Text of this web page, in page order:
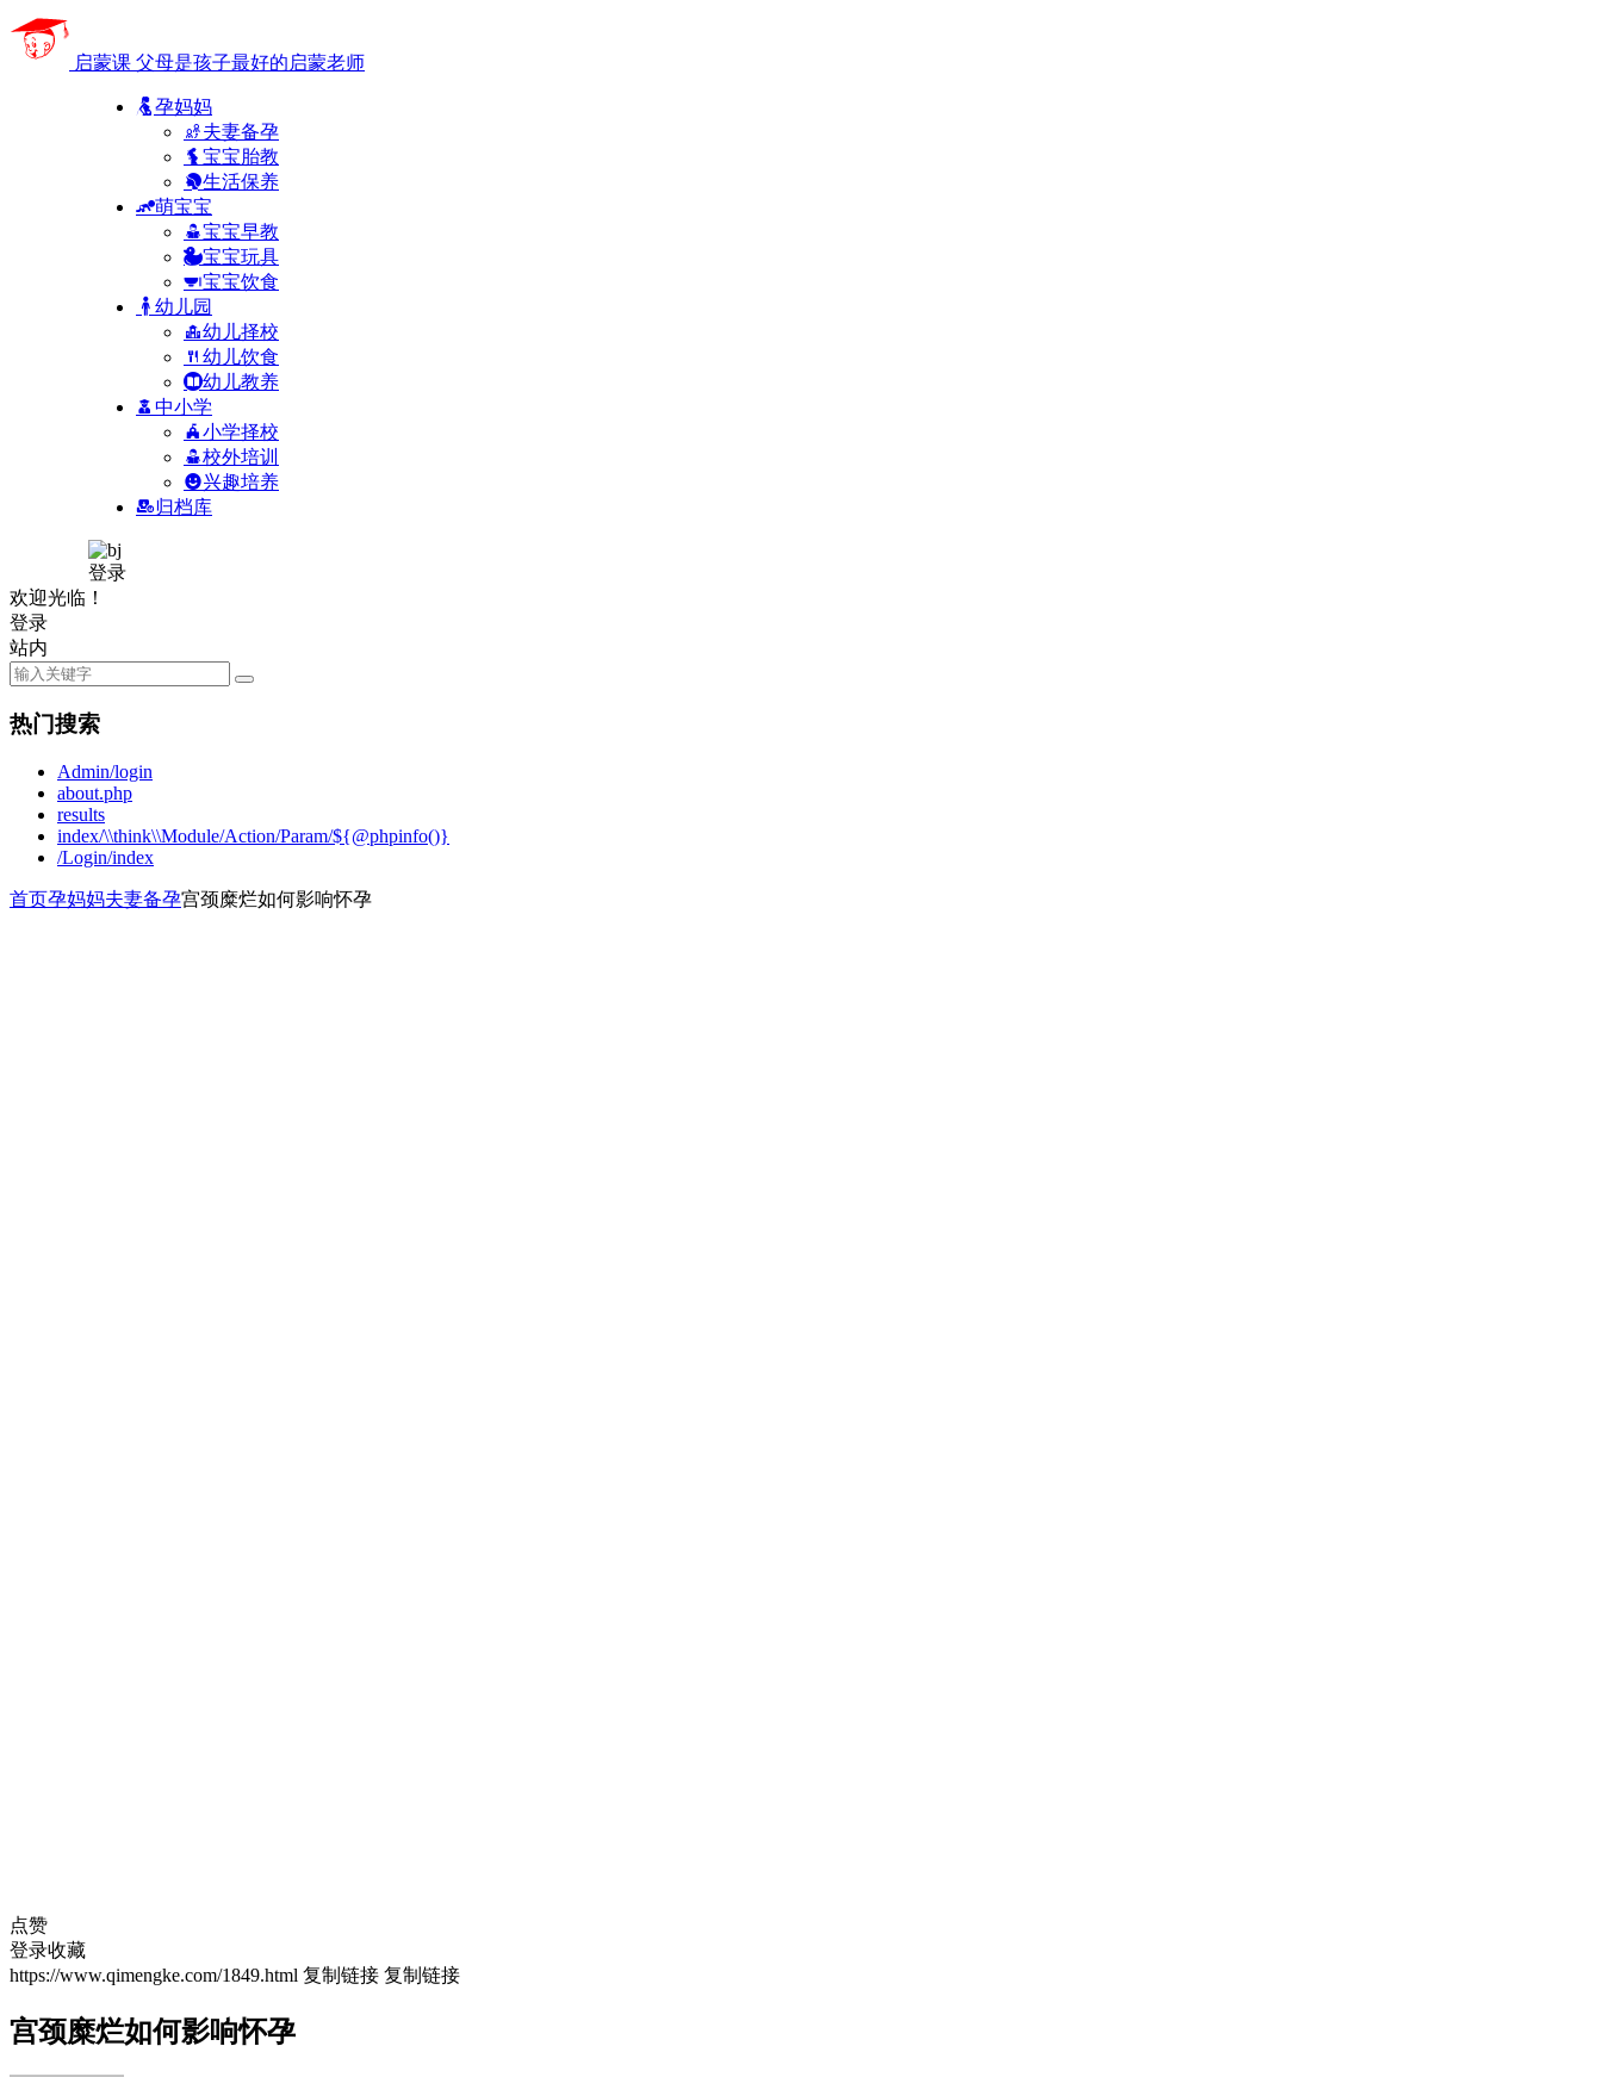
启蒙课 父母是孩子最好的启蒙老师
孕妈妈
夫妻备孕
宝宝胎教
生活保养
萌宝宝
宝宝早教
宝宝玩具
宝宝饮食
幼儿园
幼儿择校
幼儿饮食
幼儿教养
中小学
小学择校
校外培训
兴趣培养
归档库
登录
欢迎光临！
登录
站内
热门搜索
Admin/login
about.php
results
index/\\think\\Module/Action/Param/${@phpinfo()}
/Login/index
首页孕妈妈夫妻备孕宫颈糜烂如何影响怀孕
点赞
登录收藏
https://www.qimengke.com/1849.html 复制链接 复制链接
宫颈糜烂如何影响怀孕